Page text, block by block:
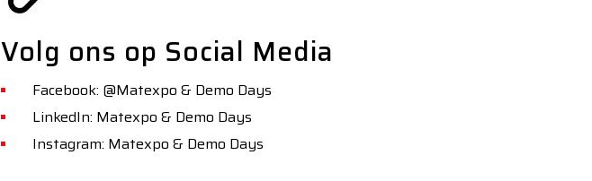
Volg ons op Social Media
Facebook: @Matexpo & Demo Days
LinkedIn: Matexpo & Demo Days
Instagram: Matexpo & Demo Days